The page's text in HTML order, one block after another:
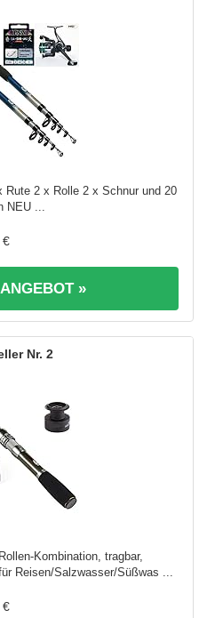
Rute 2 x Rolle 2 x Schnur und 20
NEU ...
€
»
2
Kombination, tragbar,
Reisen/Salzwasser/Süßwas ...
€